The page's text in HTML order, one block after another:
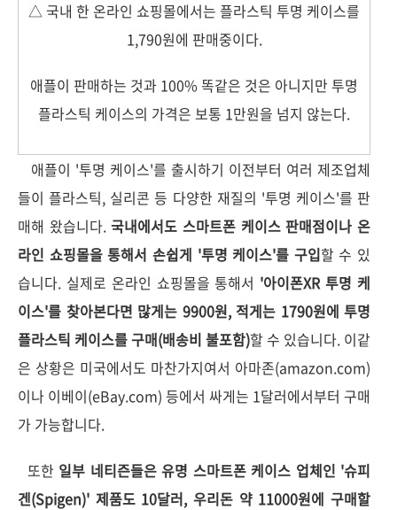
△ 국내 한 온라인 쇼핑몰에서는 플라스틱 투명 케이스를
1,790원에 판매중이다.
애플이 판매하는 것과 100% 똑같은 것은 아니지만 투명
플라스틱 케이스의 가격은 보통 1만원을 넘지 않는다.
애플이 '투명 케이스'를 출시하기 이전부터 여러 제조업체
들이 플라스틱, 실리콘 등 다양한 재질의 '투명 케이스'를 판
매해 왔습니다.국내에서도 스마트폰 케이스 판매점이나 온
라인 쇼핑몰을 통해서 손쉽게 '투명 케이스'를 구입할 수 있
습니다. 실제로 온라인 쇼핑몰을 통해서 '아이폰XR 투명 케
이스'를 찾아본다면 많게는 9900원, 적게는 1790원에 투명
플라스틱 케이스를 구매(배송비 불포함)할 수 있습니다. 이같
은 상황은 미국에서도 마찬가지여서 아마존(amazon.com)
이나 이베이(eBay.com) 등에서 싸게는 1달러에서부터 구매
가 가능합니다.
또한 일부 네티즌들은 유명 스마트폰 케이스 업체인 '슈피
겐(Spigen)' 제품도 10달러, 우리돈 약 11000원에 구매할